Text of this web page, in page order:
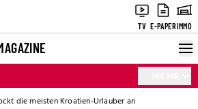
TV E-PAPERIMMO
die meisten Kroatien-Urlauber an